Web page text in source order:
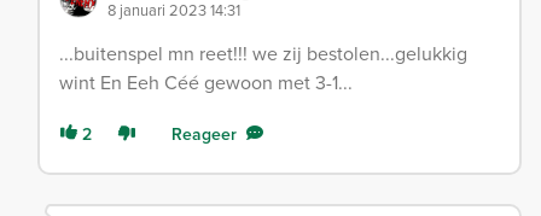
8 januari 2023 14:31
...buitenspel mn reet!!! we zij bestolen...gelukkig
wint En Eeh Céé gewoon met 3-1...
2 Reageer